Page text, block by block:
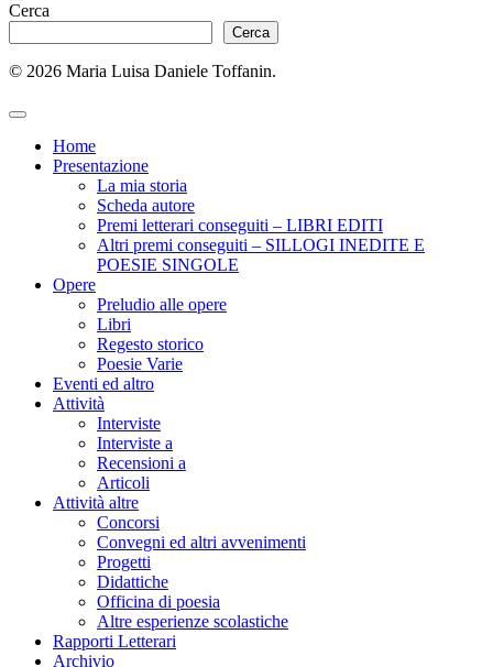
Cerca
Cerca
© 2026 Maria Luisa Daniele Toffanin.
Home
Presentazione
La mia storia
Scheda autore
Premi letterari conseguiti – LIBRI EDITI
Altri premi conseguiti – SILLOGI INEDITE E
POESIE SINGOLE
Opere
Preludio alle opere
Libri
Regesto storico
Poesie Varie
Eventi ed altro
Attività
Interviste
Interviste a
Recensioni a
Articoli
Attività altre
Concorsi
Convegni ed altri avvenimenti
Progetti
Didattiche
Officina di poesia
Altre esperienze scolastiche
Rapporti Letterari
Archivio